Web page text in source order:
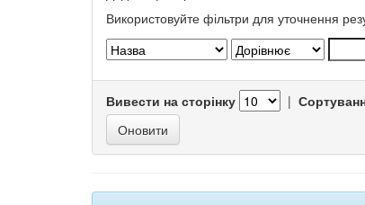
Використовуйте фільтри для уточнення
Вивести на сторінку |